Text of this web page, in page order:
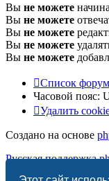
Вы не можете
Вы не можете
Вы не можете
Вы не можете
Вы не можете
Список
Часовой пояс:
Удалить
Создано на основе
Русская поддержка